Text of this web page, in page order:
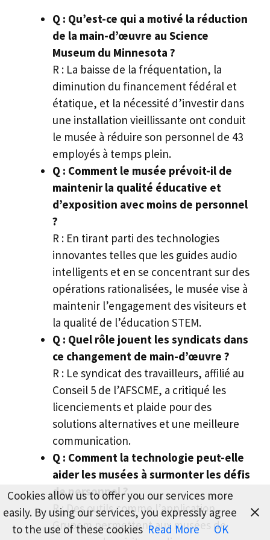
Q : Qu’est-ce qui a motivé la réduction
de la main-d’œuvre au Science
Museum du Minnesota ?
R : La baisse de la fréquentation, la
diminution du financement fédéral et
étatique, et la nécessité d’investir dans
une installation vieillissante ont conduit
le musée à réduire son personnel de 43
employés à temps plein.
Q : Comment le musée prévoit-il de
maintenir la qualité éducative et
d’exposition avec moins de personnel
?
R : En tirant parti des technologies
innovantes telles que les guides audio
intelligents et en se concentrant sur des
opérations rationalisées, le musée vise à
maintenir l’engagement des visiteurs et
la qualité de l’éducation STEM.
Q : Quel rôle jouent les syndicats dans
ce changement de main-d’œuvre ?
R : Le syndicat des travailleurs, affilié au
Conseil 5 de l’AFSCME, a critiqué les
licenciements et plaide pour des
solutions alternatives et une meilleure
communication.
Q : Comment la technologie peut-elle
aider les musées à surmonter les défis
de personnel ?
R : Des outils comme l’application
Grupem permettent aux musées de
Cookies allow us to offer you our services more
easily. By using our services, you expressly agree
to the use of these cookies Read More OK